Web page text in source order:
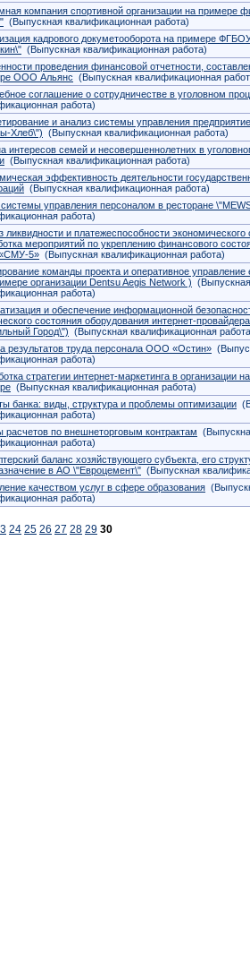
компания спортивной организации на примере
(Выпускная квалификационная работа)
кадрового докуметооборота на примере
(Выпускная квалификационная работа)
проведения финансовой отчетности,
ООО Альянс (Выпускная квалификационная
соглашение о сотрудничестве в уголовном
работа)
и анализ системы управления
Хлеб\") (Выпускная квалификационная работа)
интересов семей и несовершеннолетних в
(Выпускная квалификационная работа)
эффективность деятельности
(Выпускная квалификационная работа)
управления персоналом в ресторане
работа)
ликвидности и платежеспособности экономического
мероприятий по укреплению финансового
5» (Выпускная квалификационная работа)
команды проекта и оперативное управление
организации Dentsu Aegis Network ) (Выпускная
работа)
и обеспечение информационной
состояния оборудования интернет-
Город\") (Выпускная квалификационная
результатов труда персонала ООО «Остин»
работа)
стратегии интернет-маркетинга в организации на
(Выпускная квалификационная работа)
банка: виды, структура и проблемы оптимизации
работа)
по внешнеторговым контрактам
работа)
баланс хозяйствующего субъекта, его
в АО \"Евроцемент\" (Выпускная
качеством услуг в сфере образования
работа)
24 25 26 27 28 29 30